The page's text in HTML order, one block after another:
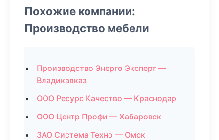
Похожие компании:
Производство мебели
Производство Энерго Эксперт —
Владикавказ
ООО Ресурс Качество — Краснодар
ООО Центр Профи — Хабаровск
ЗАО Система Техно — Омск